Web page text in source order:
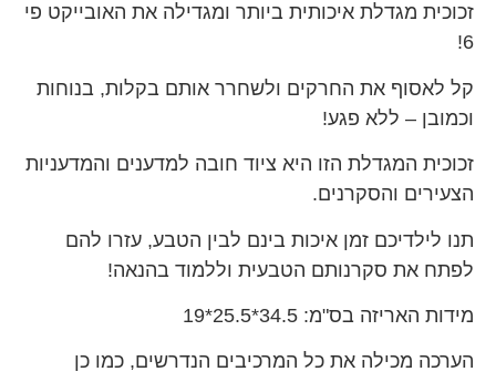
זכוכית מגדלת איכותית ביותר ומגדילה את האובייקט פי
6!
קל לאסוף את החרקים ולשחרר אותם בקלות, בנוחות
וכמובן – ללא פגע!
זכוכית המגדלת הזו היא ציוד חובה למדענים והמדעניות
הצעירים והסקרנים.
תנו לילדיכם זמן איכות בינם לבין הטבע, עזרו להם
לפתח את סקרנותם הטבעית וללמוד בהנאה!
מידות האריזה בס"מ: 34.5*25.5*19
הערכה מכילה את כל המרכיבים הנדרשים, כמו כן